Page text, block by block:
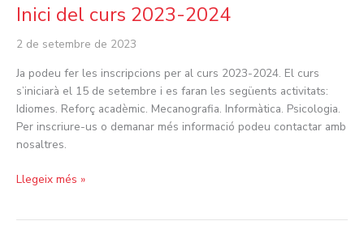
Inici del curs 2023-2024
2 de setembre de 2023
Ja podeu fer les inscripcions per al curs 2023-2024. El curs
s’iniciarà el 15 de setembre i es faran les següents activitats:
Idiomes. Reforç acadèmic. Mecanografia. Informàtica. Psicologia.
Per inscriure-us o demanar més informació podeu contactar amb
nosaltres.
Inici
curs
2024
Llegeix més »